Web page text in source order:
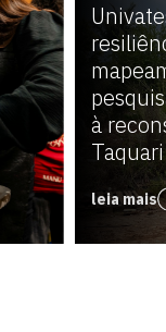
à
Taquari
leia mais